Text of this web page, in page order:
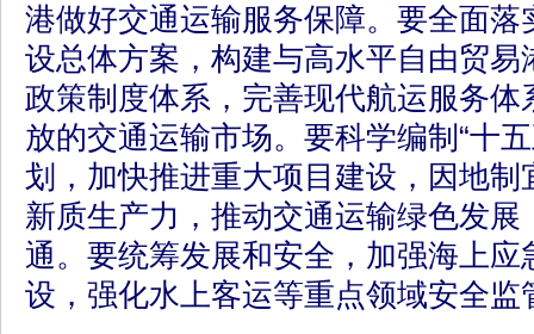
港做好交通运输服务保障。要全面落
设总体方案，构建与高水平自由贸易
政策制度体系，完善现代航运服务体
放的交通运输市场。要科学编制“十
划，加快推进重大项目建设，因地制
新质生产力，推动交通运输绿色发展
通。要统筹发展和安全，加强海上应
设，强化水上客运等重点领域安全监